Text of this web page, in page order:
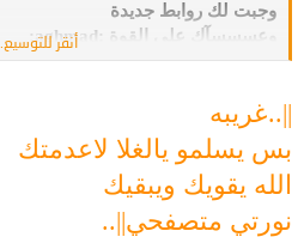
وجبت لك روابط جديدة
وعسسسآك على القوة :aghmad:
أنقر للتوسيع...
||..غريبه
بس يسلمو يالغلا لاعدمتك
الله يقويك ويبقيك
نورتي متصفحي||..